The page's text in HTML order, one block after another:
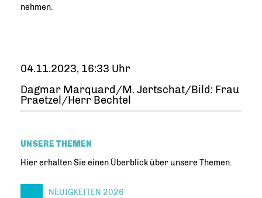
nehmen.
04.11.2023, 16:33 Uhr
Dagmar Marquard/M. Jertschat/Bild: Frau
Praetzel/Herr Bechtel
UNSERE THEMEN
Hier erhalten Sie einen Überblick über unsere Themen.
NEUIGKEITEN 2026